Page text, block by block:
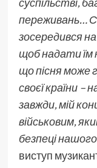
переживань…
зосередився на
щоб надати їм
що пісня може
своєї країни –
завжди, мій
військовим,
безпеці
виступ